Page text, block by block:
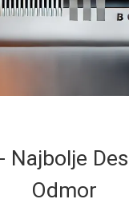
Najbolje
Odmor